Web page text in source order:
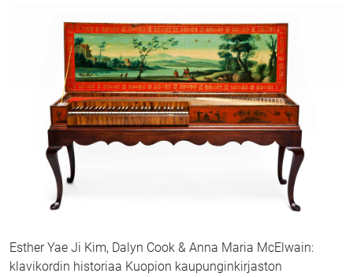
Esther Yae Ji Kim, Dalyn Cook & Anna Maria McElwain:
klavikordin historiaa Kuopion kaupunginkirjaston